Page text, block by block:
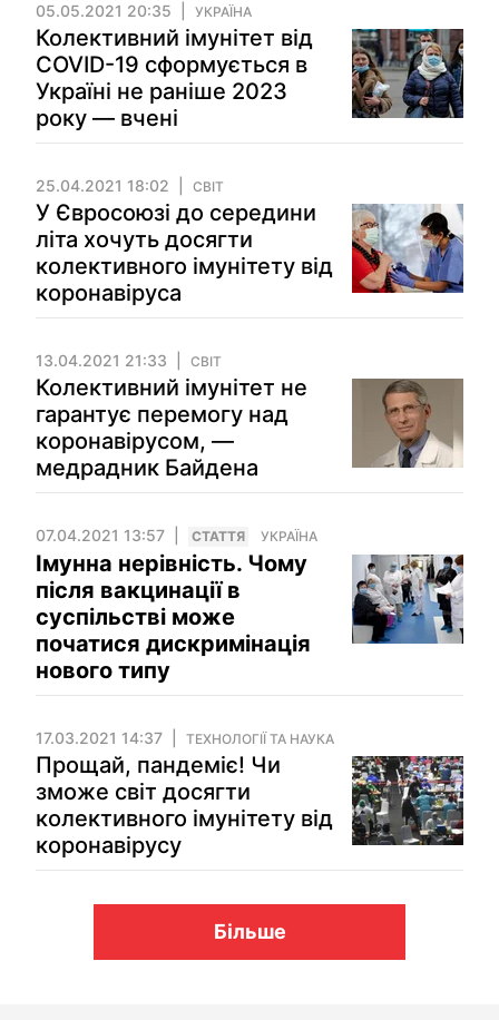
05.05.2021 20:35 УКРАЇНА
Колективний імунітет від
COVID-19 сформується в
Україні не раніше 2023
року — вчені
25.04.2021 18:02 СВІТ
У Євросоюзі до середини
літа хочуть досягти
колективного імунітету від
коронавіруса
13.04.2021 21:33 СВІТ
Колективний імунітет не
гарантує перемогу над
коронавірусом, —
медрадник Байдена
07.04.2021 13:57 СТАТТЯ УКРАЇНА
Імунна нерівність. Чому
після вакцинації в
суспільстві може
початися дискримінація
нового типу
17.03.2021 14:37 ТЕХНОЛОГІЇ ТА НАУКА
Прощай, пандеміє! Чи
зможе світ досягти
колективного імунітету від
коронавірусу
Більше